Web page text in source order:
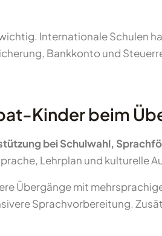
Internationale Schulen
Bankkonto und
Kinder beim
bei Schulwahl,
Lehrplan und kulturelle
Übergänge mit
Sprachvorbereitung.